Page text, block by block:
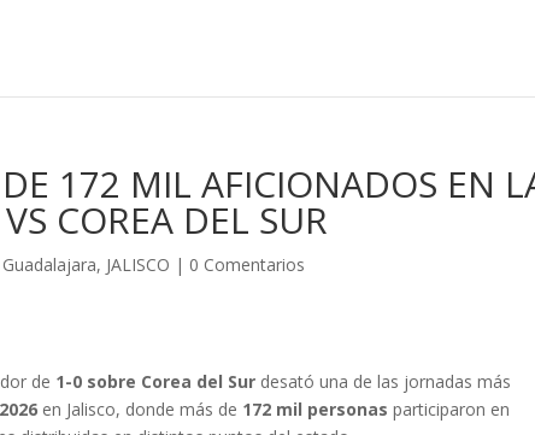
172 MIL AFICIONADOS EN
COREA DEL SUR
Guadalajara, JALISCO | 0 Comentarios
de 1-0 sobre Corea del Sur desató una de las jornadas más
en Jalisco, donde más de 172 mil personas participaron en